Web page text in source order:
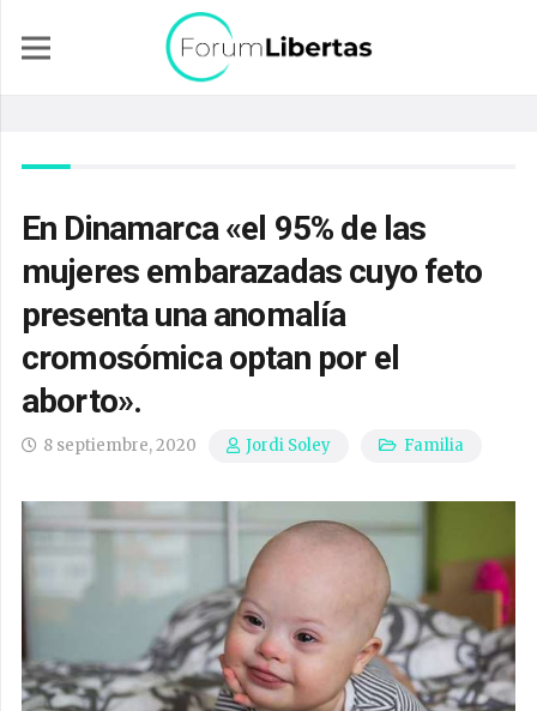
En Dinamarca «el 95% de las
mujeres embarazadas cuyo feto
presenta una anomalía
cromosómica optan por el
aborto».
8 septiembre, 2020 Jordi Soley Familia